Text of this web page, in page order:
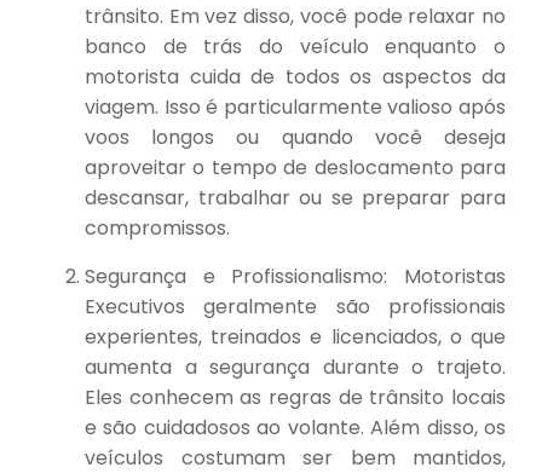
trânsito. Em vez disso, você pode relaxar no
banco de trás do veículo enquanto o
motorista cuida de todos os aspectos da
viagem. Isso é particularmente valioso após
voos longos ou quando você deseja
aproveitar o tempo de deslocamento para
descansar, trabalhar ou se preparar para
compromissos.
Segurança e Profissionalismo: Motoristas
Executivos geralmente são profissionais
experientes, treinados e licenciados, o que
aumenta a segurança durante o trajeto.
Eles conhecem as regras de trânsito locais
e são cuidadosos ao volante. Além disso, os
veículos costumam ser bem mantidos,